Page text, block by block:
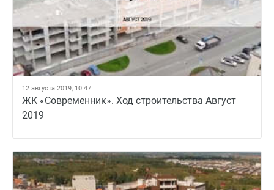
12 августа 2019, 10:47
ЖК «Современник». Ход строительства Август
2019